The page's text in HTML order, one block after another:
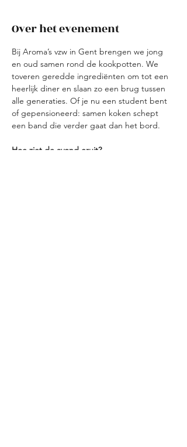
Over het evenement
Bij Aroma’s vzw in Gent brengen we jong
en oud samen rond de kookpotten. We
toveren geredde ingrediënten om tot een
heerlijk diner en slaan zo een brug tussen
alle generaties. Of je nu een student bent
of gepensioneerd: samen koken schept
een band die verder gaat dan het bord.
Hoe ziet de avond eruit?